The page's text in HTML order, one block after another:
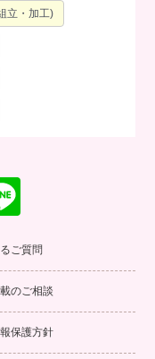
立・加工)
e
ご質問
のご相談
保護方針